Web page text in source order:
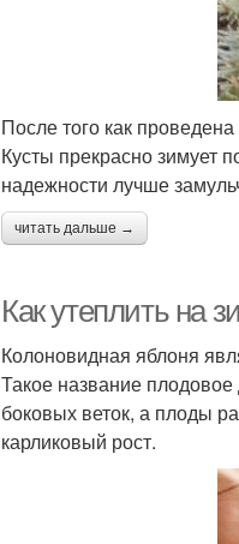
После того как
Кусты прекрасно зимует
надежности лучше
читать дальше →
Как утеплить на
Колоновидная яблоня
Такое название
боковых веток, а плоды
карликовый рост.